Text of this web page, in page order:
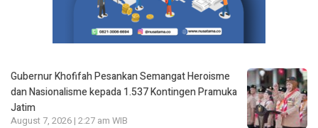
Gubernur Khofifah Pesankan Semangat Heroisme
dan Nasionalisme kepada 1.537 Kontingen Pramuka
Jatim
August 7, 2026 | 2:27 am WIB